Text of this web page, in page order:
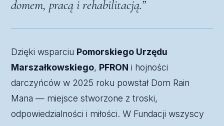
domem, pracą i rehabilitacją.”
Dzięki wsparciu Pomorskiego Urzędu
Marszałkowskiego, PFRON i hojności
darczyńców w 2025 roku powstał Dom Rain
Mana — miejsce stworzone z troski,
odpowiedzialności i miłości. W Fundacji wszyscy